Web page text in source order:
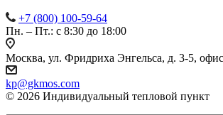
+7 (800) 100-59-64
Пн. – Пт.: с 8:30 до 18:00
Москва, ул. Фридриха Энгельса, д. 3-5,
kp@gkmos.com
© 2026 Индивидуальный тепловой пункт